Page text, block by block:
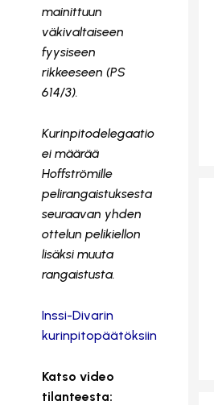
mainittuun
väkivaltaiseen
fyysiseen
rikkeeseen (PS
614/3).
Kurinpitodelegaatio
ei määrää
Hoffströmille
pelirangaistuksesta
seuraavan yhden
ottelun pelikiellon
lisäksi muuta
rangaistusta.
Inssi-Divarin
kurinpitopäätöksiin
Katso video
tilanteesta:
Tämä sisältö on